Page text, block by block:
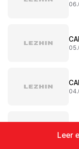
Leer